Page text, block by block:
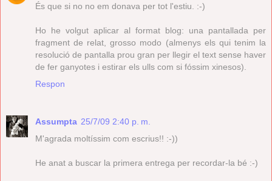
És que si no no em donava per tot l'estiu. :-)
Ho he volgut aplicar al format blog: una pantallada per
fragment de relat, grosso modo (almenys els qui tenim la
resolució de pantalla prou gran per llegir el text sense haver
de fer ganyotes i estirar els ulls com si fóssim xinesos).
Respon
Assumpta 25/7/09 2:40 p. m.
M'agrada moltíssim com escrius!! :-))
He anat a buscar la primera entrega per recordar-la bé :-)